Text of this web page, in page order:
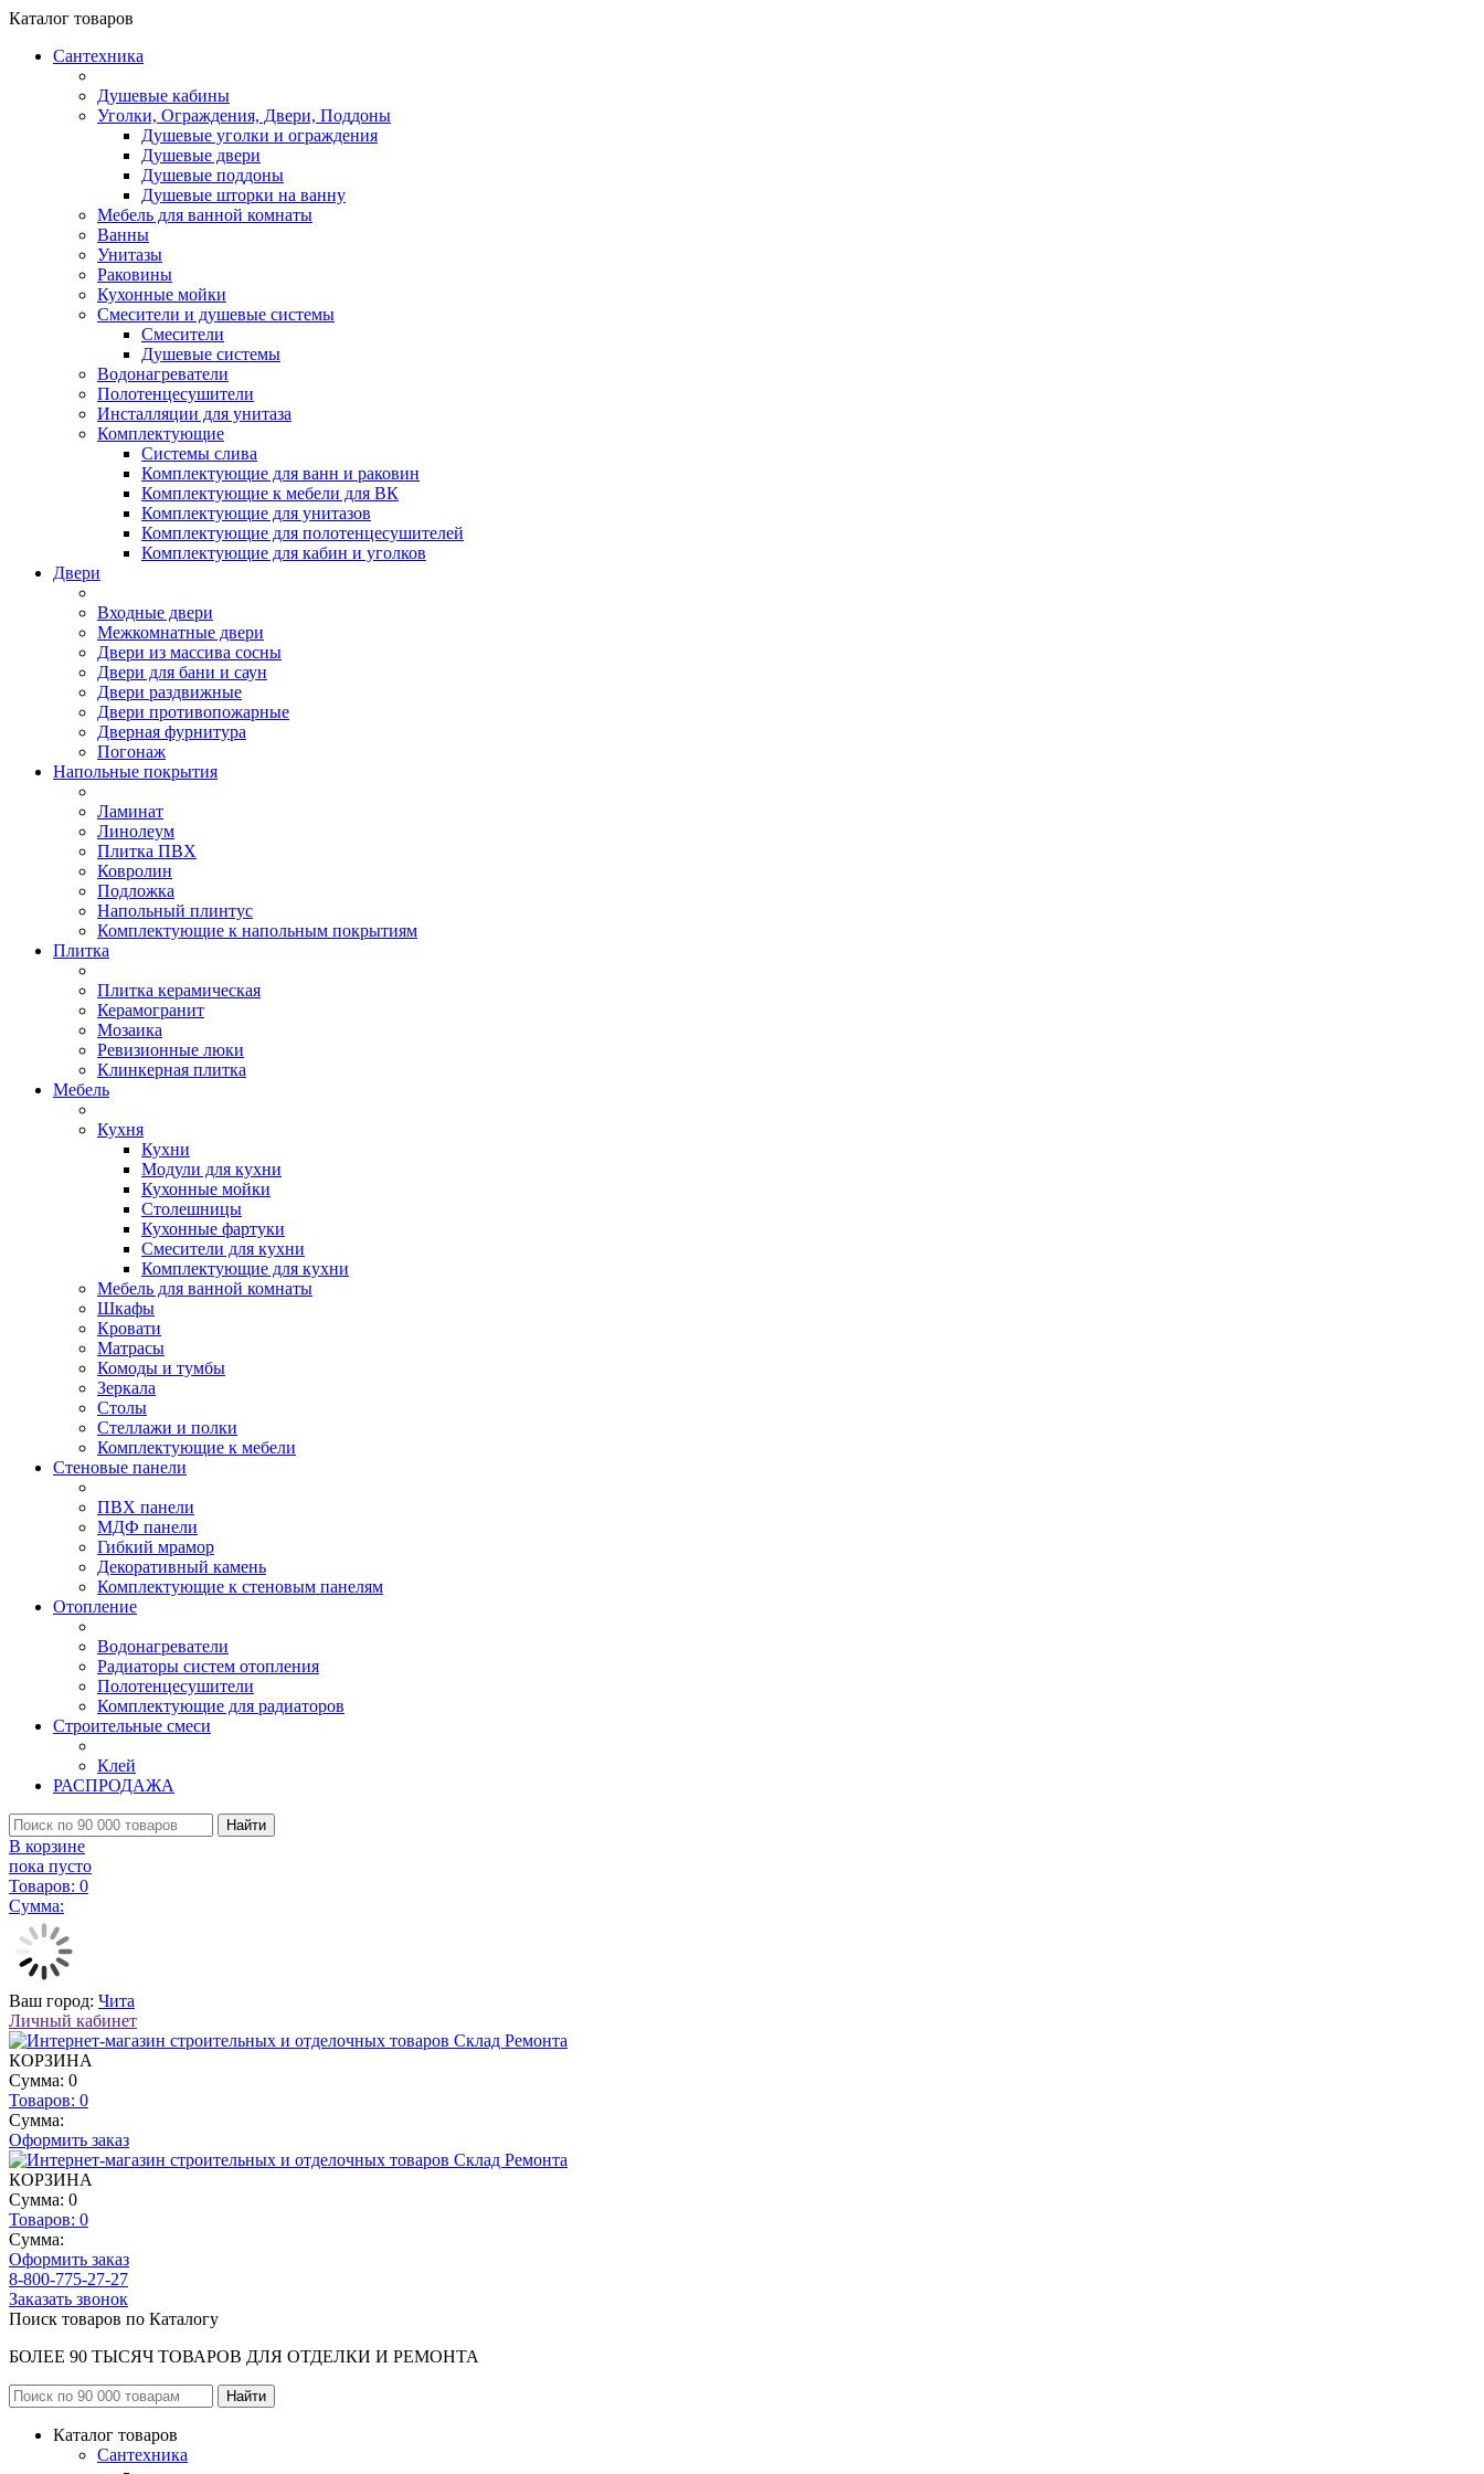
Каталог товаров
Сантехника
Душевые кабины
Уголки, Ограждения, Двери, Поддоны
Душевые уголки и ограждения
Душевые двери
Душевые поддоны
Душевые шторки на ванну
Мебель для ванной комнаты
Ванны
Унитазы
Раковины
Кухонные мойки
Смесители и душевые системы
Смесители
Душевые системы
Водонагреватели
Полотенцесушители
Инсталляции для унитаза
Комплектующие
Системы слива
Комплектующие для ванн и раковин
Комплектующие к мебели для ВК
Комплектующие для унитазов
Комплектующие для полотенцесушителей
Комплектующие для кабин и уголков
Двери
Входные двери
Межкомнатные двери
Двери из массива сосны
Двери для бани и саун
Двери раздвижные
Двери противопожарные
Дверная фурнитура
Погонаж
Напольные покрытия
Ламинат
Линолеум
Плитка ПВХ
Ковролин
Подложка
Напольный плинтус
Комплектующие к напольным покрытиям
Плитка
Плитка керамическая
Керамогранит
Мозаика
Ревизионные люки
Клинкерная плитка
Мебель
Кухня
Кухни
Модули для кухни
Кухонные мойки
Столешницы
Кухонные фартуки
Смесители для кухни
Комплектующие для кухни
Мебель для ванной комнаты
Шкафы
Кровати
Матрасы
Комоды и тумбы
Зеркала
Столы
Стеллажи и полки
Комплектующие к мебели
Стеновые панели
ПВХ панели
МДФ панели
Гибкий мрамор
Декоративный камень
Комплектующие к стеновым панелям
Отопление
Водонагреватели
Радиаторы систем отопления
Полотенцесушители
Комплектующие для радиаторов
Строительные смеси
Клей
РАСПРОДАЖА
Найти
В корзине
пока пусто
Товаров: 0
Сумма:
Ваш город: Чита
Личный кабинет
КОРЗИНА
Сумма: 0
Товаров: 0
Сумма:
Оформить заказ
КОРЗИНА
Сумма: 0
Товаров: 0
Сумма:
Оформить заказ
8-800-775-27-27
Заказать звонок
Поиск товаров по Каталогу
БОЛЕЕ 90 ТЫСЯЧ ТОВАРОВ ДЛЯ ОТДЕЛКИ И РЕМОНТА
Каталог товаров
Сантехника